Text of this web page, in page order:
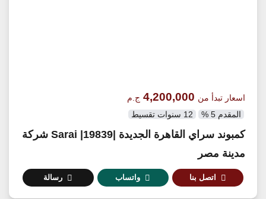
اسعار تبدأ من 4,200,000 ج.م
المقدم 5 % 12 سنوات تقسيط
كمبوند سراي القاهرة الجديدة |19839| Sarai شركة
مدينة مصر
اتصل بنا واتساب رسالة